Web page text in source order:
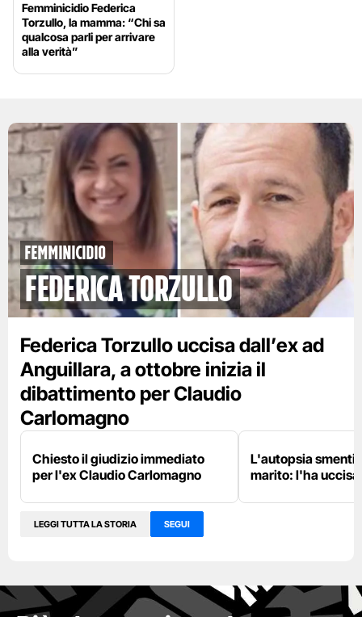
Femminicidio Federica
Torzullo, la mamma: “Chi sa
qualcosa parli per arrivare
alla verità”
Femminicidio
Federica Torzullo
Federica Torzullo uccisa dall’ex ad
Anguillara, a ottobre inizia il
dibattimento per Claudio
Carlomagno
Chiesto il giudizio immediato
per l'ex Claudio Carlomagno
L'autopsia
marito: l'ha uccisa
LEGGI TUTTA LA STORIA SEGUI